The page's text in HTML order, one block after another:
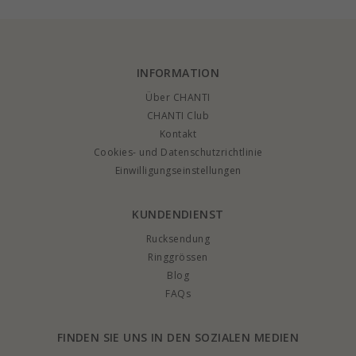
INFORMATION
Über CHANTI
CHANTI Club
Kontakt
Cookies- und Datenschutzrichtlinie
Einwilligungseinstellungen
KUNDENDIENST
Rucksendung
Ringgrössen
Blog
FAQs
FINDEN SIE UNS IN DEN SOZIALEN MEDIEN